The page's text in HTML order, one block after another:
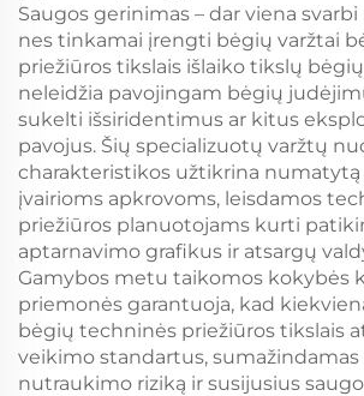
Saugos gerinimas – dar viena
nes tinkamai įrengti bėgių varžtai
priežiūros tikslais išlaiko tikslų
neleidžia pavojingam bėgių
sukelti išsiridentimus ar kitus
pavojus. Šių specializuotų varžtų
charakteristikos užtikrina numatytą
įvairioms apkrovoms, leisdamos
priežiūros planuotojams kurti
aptarnavimo grafikus ir atsargų
Gamybos metu taikomos kokybės
priemonės garantuoja, kad
bėgių techninės priežiūros tikslais
veikimo standartus,
nutraukimo riziką ir susijusius